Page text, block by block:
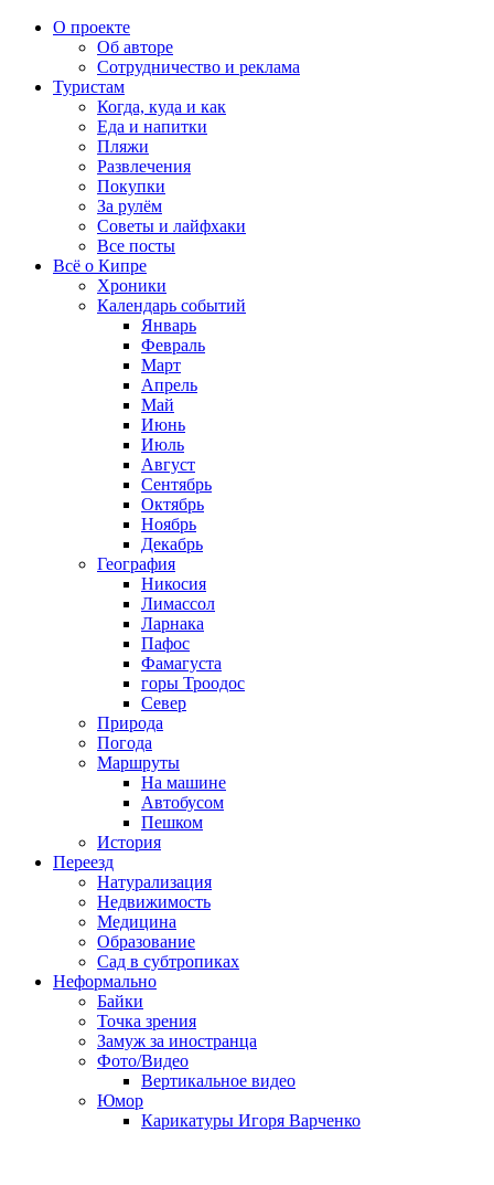
О проекте
Об авторе
Сотрудничество и реклама
Туристам
Когда, куда и как
Еда и напитки
Пляжи
Развлечения
Покупки
За рулём
Советы и лайфхаки
Все посты
Всё о Кипре
Хроники
Календарь событий
Январь
Февраль
Март
Апрель
Май
Июнь
Июль
Август
Сентябрь
Октябрь
Ноябрь
Декабрь
География
Никосия
Лимассол
Ларнака
Пафос
Фамагуста
горы Троодос
Север
Природа
Погода
Маршруты
На машине
Автобусом
Пешком
История
Переезд
Натурализация
Недвижимость
Медицина
Образование
Сад в субтропиках
Неформально
Байки
Точка зрения
Замуж за иностранца
Фото/Видео
Вертикальное видео
Юмор
Карикатуры Игоря Варченко